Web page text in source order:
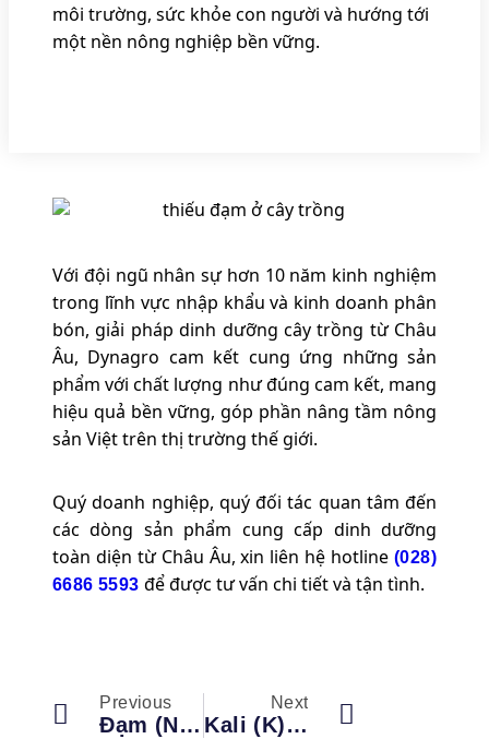
môi trường, sức khỏe con người và hướng tới
một nền nông nghiệp bền vững.
Với đội ngũ nhân sự hơn 10 năm kinh nghiệm
trong lĩnh vực nhập khẩu và kinh doanh phân
bón, giải pháp dinh dưỡng cây trồng từ Châu
Âu, Dynagro cam kết cung ứng những sản
phẩm với chất lượng như đúng cam kết, mang
hiệu quả bền vững, góp phần nâng tầm nông
sản Việt trên thị trường thế giới.
Quý doanh nghiệp, quý đối tác quan tâm đến
các dòng sản phẩm cung cấp dinh dưỡng
toàn diện từ Châu Âu, xin liên hệ hotline (028)
6686 5593 để được tư vấn chi tiết và tận tình.
Previous
Đạm (Nitơ) Và Vai Trò Của Đạm Đối Với Cây Trồng
Next
Kali (K) Và Vai Trò Của Kali Đối Với Cây Trồng